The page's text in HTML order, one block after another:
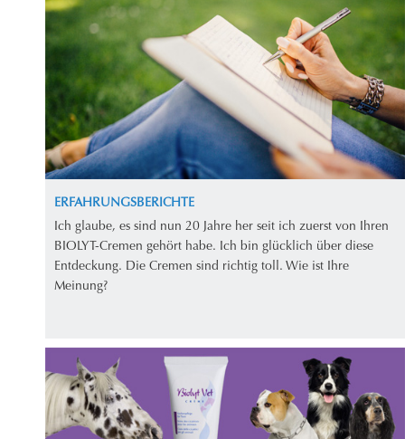
ERFAHRUNGSBERICHTE
Ich glaube, es sind nun 20 Jahre her seit ich zuerst von Ihren
BIOLYT-Cremen gehört habe. Ich bin glücklich über diese
Entdeckung. Die Cremen sind richtig toll. Wie ist Ihre
Meinung?